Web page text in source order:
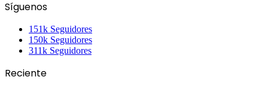
Síguenos
151k Seguidores
150k Seguidores
311k Seguidores
Reciente